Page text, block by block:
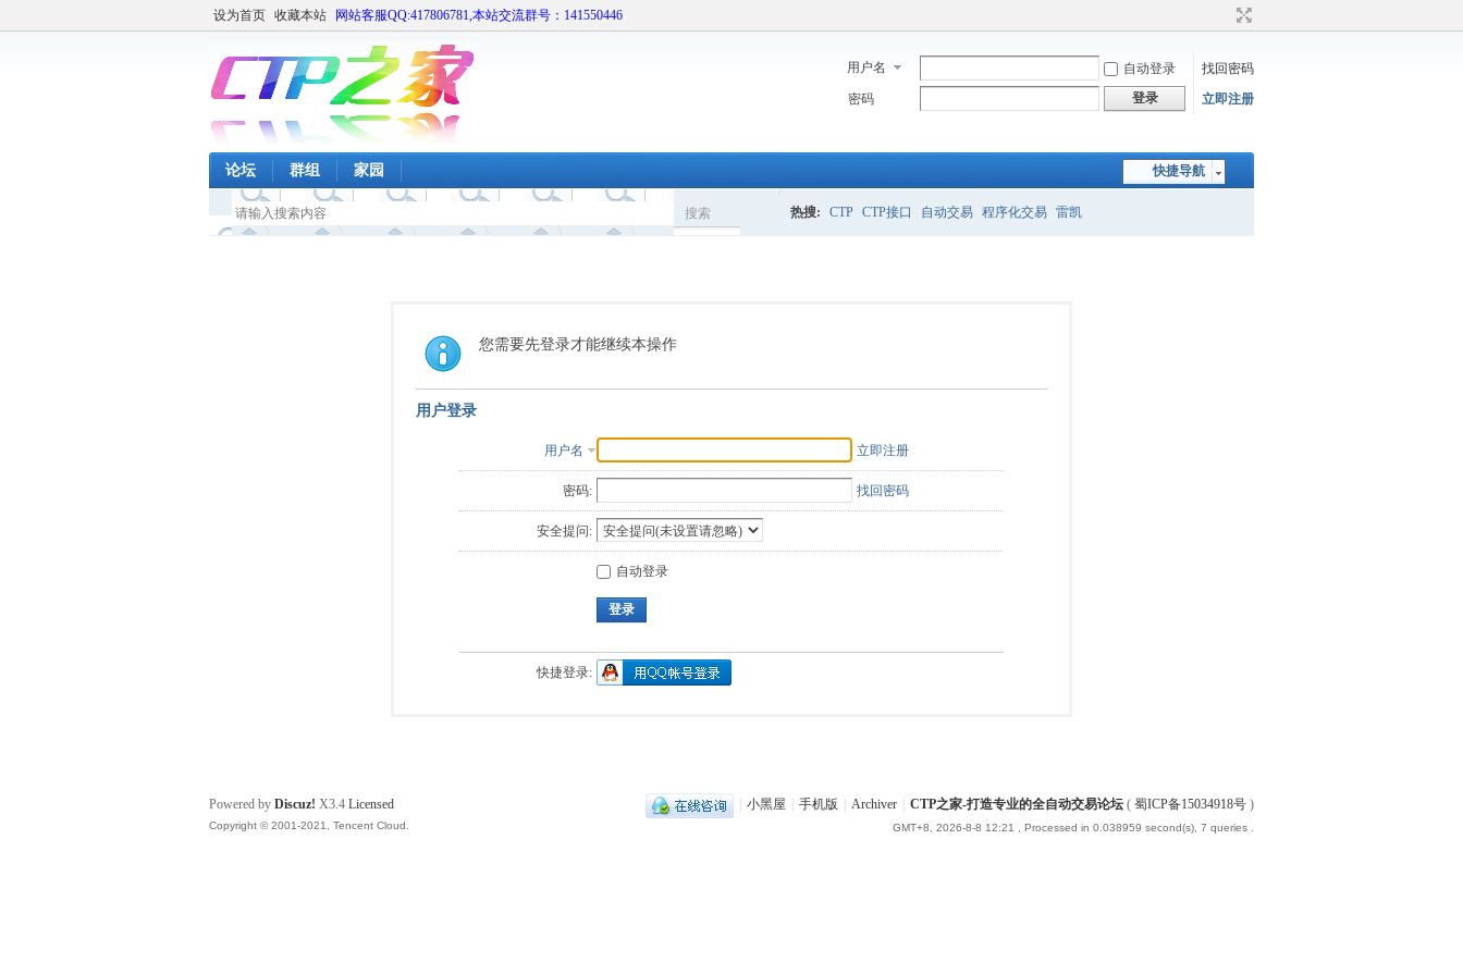
设为首页 收藏本站 网站客服QQ:417806781,本站交流群号：141550446
用户名 自动登录
找回密码
密码
登录 立即注册
快捷导航
论坛 群组 家园
搜索 热搜: CTP CTP接口 自动交易 程序化交易 雷凯
您需要先登录才能继续本操作
用户登录
用户名 立即注册
密码: 找回密码
安全提问:
自动登录
登录
快捷登录:
小黑屋 手机版 Archiver CTP之家-打造专业的全自动交易论坛 ( 蜀ICP备15034918号 )
GMT+8, 2026-8-8 12:21 , Processed in 0.038959 second(s), 7 queries .
Powered by Discuz! X3.4 Licensed
Copyright © 2001-2021, Tencent Cloud.